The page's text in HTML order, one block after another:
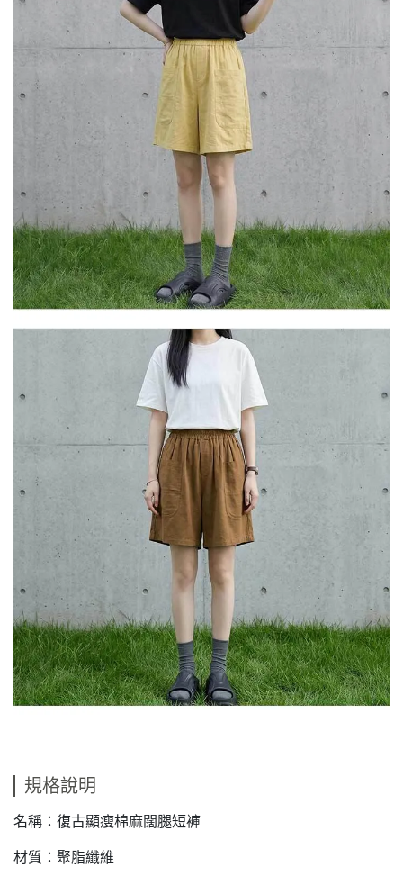
規格說明
名稱：復古顯瘦棉麻闊腿短褲
材質：聚脂纖維